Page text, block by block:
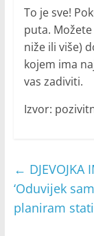
To je sve!
puta.
niže ili više)
kojem ima
vas zadiviti.
Izvor:
← DJEVOJKA
‘Oduvijek
planiram